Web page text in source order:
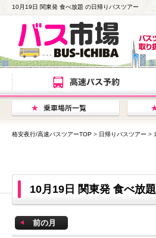
10月19日 関東発 食べ放題 の日帰りバスツアー
格安夜行/高速バスツアーTOP > 日帰りバスツアー >
10月19日 関東発 食べ放
前の月